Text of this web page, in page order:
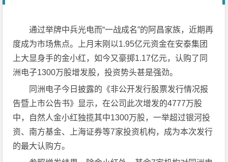
通过举牌中兵光电而“一战成名”的阿昌家族，近期再
度成为市场焦点。上月末刚以1.95亿元资金在安泰集团
上大显身手的金小红，如今又豪掷1.17亿元，认购了同
洲电子1300万股增发股，投资势头甚是强劲。
同洲电子今日披露的《非公开发行股票发行情况报
告暨上市公告书》显示，在公司此次增发的4777万股
中，自然人金小红独揽其中1300万股，一举超过银河投
资、南方基金、上海证券等7家投资机构，成为本次发行
的最大认购方。